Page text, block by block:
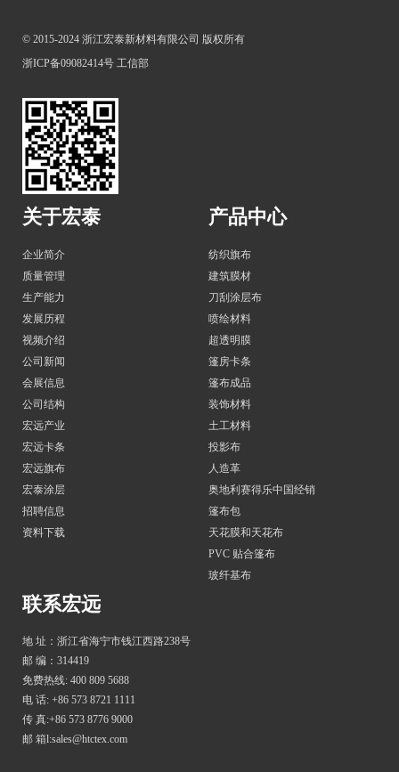
© 2015-2024 浙江宏泰新材料有限公司 版权所有
浙ICP备09082414号 工信部
关于宏泰
企业简介
质量管理
生产能力
发展历程
视频介绍
公司新闻
会展信息
公司结构
宏远产业
宏远卡条
宏远旗布
宏泰涂层
招聘信息
资料下载
产品中心
纺织旗布
建筑膜材
刀刮涂层布
喷绘材料
超透明膜
篷房卡条
篷布成品
装饰材料
土工材料
投影布
人造革
奥地利赛得乐中国经销
篷布包
天花膜和天花布
PVC 贴合篷布
玻纤基布
联系宏远
地 址：浙江省海宁市钱江西路238号
邮 编：314419
免费热线: 400 809 5688
电 话: +86 573 8721 1111
传 真:+86 573 8776 9000
邮 箱l:sales@htctex.com